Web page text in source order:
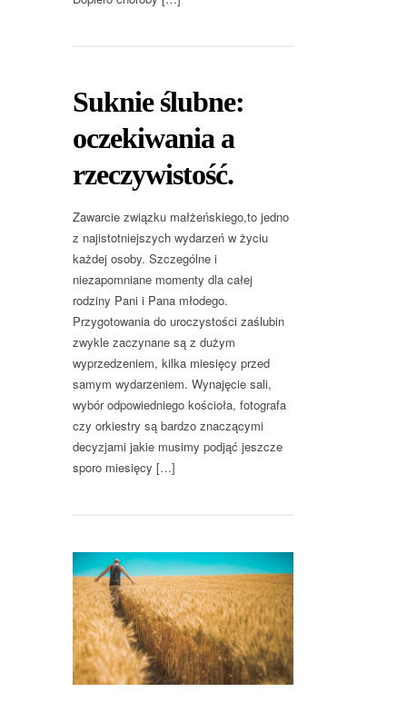
Suknie ślubne:
oczekiwania a
rzeczywistość.
Zawarcie związku małżeńskiego,to jedno
z najistotniejszych wydarzeń w życiu
każdej osoby. Szczególne i
niezapomniane momenty dla całej
rodziny Pani i Pana młodego.
Przygotowania do uroczystości zaślubin
zwykle zaczynane są z dużym
wyprzedzeniem, kilka miesięcy przed
samym wydarzeniem. Wynajęcie sali,
wybór odpowiedniego kościoła, fotografa
czy orkiestry są bardzo znaczącymi
decyzjami jakie musimy podjąć jeszcze
sporo miesięcy […]